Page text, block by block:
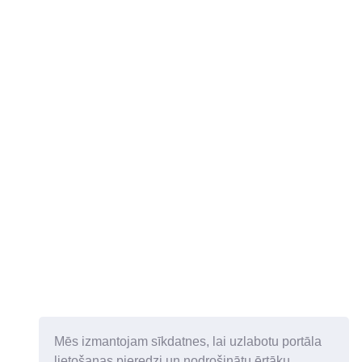
Mēs izmantojam sīkdatnes, lai uzlabotu portāla